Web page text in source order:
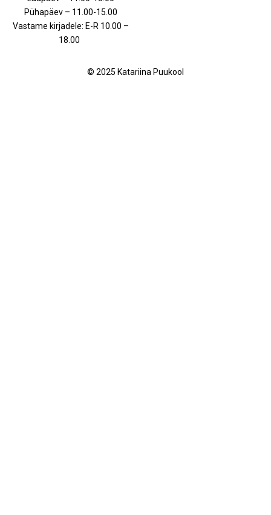
Pühapäev – 11.00-15.00
Vastame kirjadele: E-R 10.00 –
18.00
© 2025 Katariina Puukool